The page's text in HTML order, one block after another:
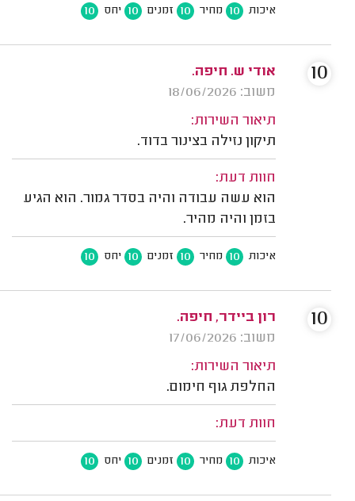
איכות 10 מחיר 10 זמנים 10 יחס 10
אודי ש. חיפה.
משוב: 18/06/2026
תיאור השירות:
תיקון נזילה בצינור בדוד.
חוות דעת:
הוא עשה עבודה והיה בסדר גמור. הוא הגיע
בזמן והיה מהיר.
איכות 10 מחיר 10 זמנים 10 יחס 10
10
רון ביידר, חיפה.
משוב: 17/06/2026
תיאור השירות:
החלפת גוף חימום.
חוות דעת:
איכות 10 מחיר 10 זמנים 10 יחס 10
10